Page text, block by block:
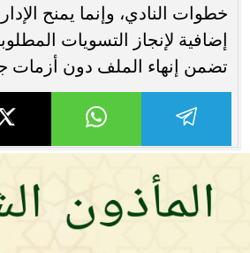
خطوات النادي، وإنما يمنح
إضافية لإنجاز التسويات
تضمن إنهاء الملف دون أزمات